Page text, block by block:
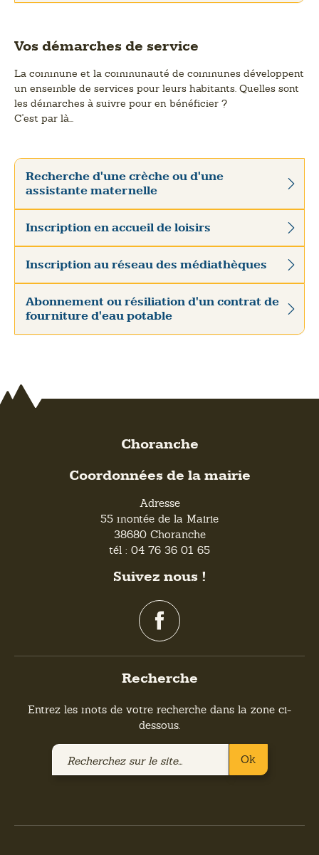
Vos démarches de service
La commune et la communauté de communes développent
un ensemble de services pour leurs habitants. Quelles sont
les démarches à suivre pour en bénéficier ?
C'est par là...
Recherche d'une crèche ou d'une
assistante maternelle
Inscription en accueil de loisirs
Inscription au réseau des médiathèques
Abonnement ou résiliation d'un contrat de
fourniture d'eau potable
Choranche
Coordonnées de la mairie
Adresse
55 montée de la Mairie
38680 Choranche
tél : 04 76 36 01 65
Suivez nous !
Recherche
Entrez les mots de votre recherche dans la zone ci-
dessous.
Recherchez
Ok